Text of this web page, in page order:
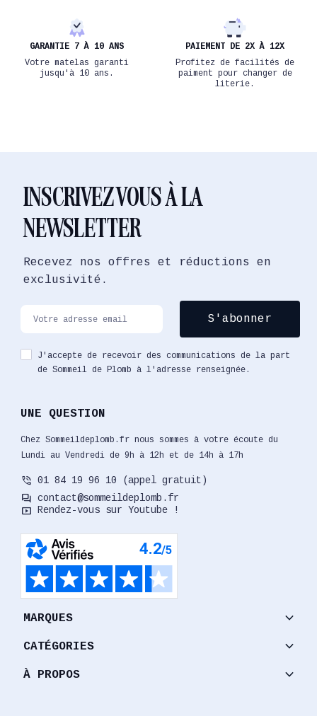
GARANTIE 7 À 10 ANS
Votre matelas garanti
jusqu'à 10 ans.
PAIEMENT DE 2X À 12X
Profitez de facilités de
paiment pour changer de
literie.
INSCRIVEZ VOUS À LA
NEWSLETTER
Recevez nos offres et réductions en
exclusivité.
J'accepte de recevoir des communications de la part
de Sommeil de Plomb à l'adresse renseignée.
UNE QUESTION
Chez Sommeildeplomb.fr nous sommes à votre écoute du
Lundi au Vendredi de 9h à 12h et de 14h à 17h
phone_in_talk 01 84 19 96 10 (appel gratuit)
forum contact@sommeildeplomb.fr
smart_display Rendez-vous sur Youtube !
MARQUES keyboard_arrow_down
CATÉGORIES keyboard_arrow_down
À PROPOS keyboard_arrow_down